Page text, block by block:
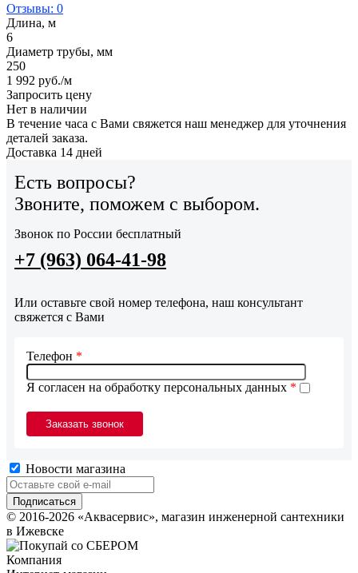
Отзывы: 0
Длина, м
6
Диаметр трубы, мм
250
1 992 руб./м
Запросить цену
Нет в наличии
В течение часа с Вами свяжется наш менеджер для уточнения
деталей заказа.
Доставка 14 дней
Есть вопросы?
Звоните, поможем с выбором.
Звонок по России бесплатный
+7 (963) 064-41-98
Или оставьте свой номер телефона, наш консультант
свяжется с Вами
Я согласен на обработку персональных данных *
Телефон *
Новости магазина
© 2016-2026 «Аквасервис», магазин инженерной сантехники
в Ижевске
Компания